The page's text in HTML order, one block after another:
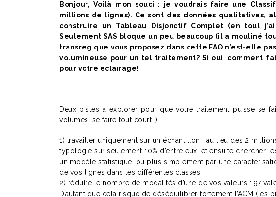
Bonjour, Voilà mon souci : je voudrais faire une
millions de lignes). Ce sont des données qualitatives,
construire un Tableau Disjonctif Complet (en tout
Seulement SAS bloque un peu beaucoup (il a mouliné
transreg que vous proposez dans cette FAQ n’est-elle
volumineuse pour un tel traitement? Si oui, comment
pour votre éclairage!
Deux pistes à explorer pour que votre traitement puisse se
volumes, se faire tout court !).
1) travailler uniquement sur un échantillon : au lieu des 2
typologie sur seulement 10% d’entre eux, et ensuite chercher
un modèle statistique, ou plus simplement par une
de vos lignes dans les différentes classes.
2) réduire le nombre de modalités d’une de vos valeurs : 97
D’autant que cela risque de déséquilibrer fortement l’ACM (les